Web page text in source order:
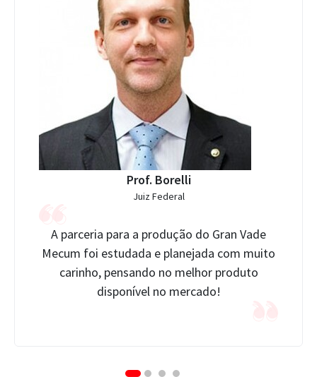
Prof. Borelli
Juiz Federal
A parceria para a produção do Gran Vade
Mecum foi estudada e planejada com muito
carinho, pensando no melhor produto
disponível no mercado!